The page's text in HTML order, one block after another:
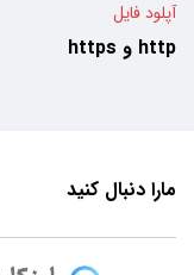
آپلود فایل
http و https
مارا دنبال کنید